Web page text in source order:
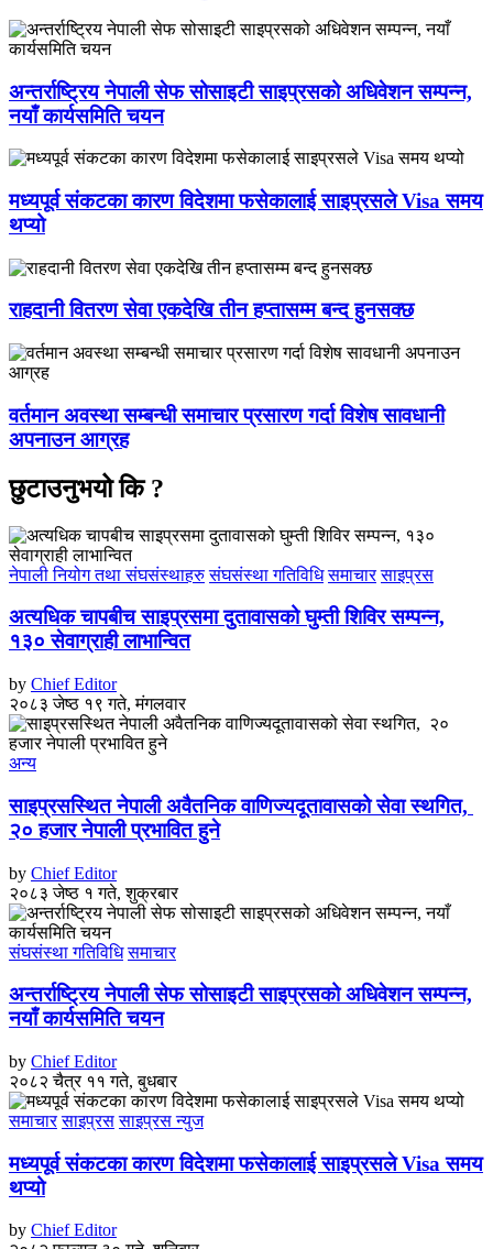
अन्तर्राष्ट्रिय नेपाली सेफ सोसाइटी साइप्रसको अधिवेशन सम्पन्न,
नयाँ कार्यसमिति चयन
मध्यपूर्व संकटका कारण विदेशमा फसेकालाई साइप्रसले Visa समय
थप्यो
राहदानी वितरण सेवा एकदेखि तीन हप्तासम्म बन्द हुनसक्छ
वर्तमान अवस्था सम्बन्धी समाचार प्रसारण गर्दा विशेष सावधानी
अपनाउन आग्रह
छुटाउनुभयो कि ?
नेपाली नियोग तथा संघसंस्थाहरु संघसंस्था गतिविधि समाचार साइप्रस
अत्यधिक चापबीच साइप्रसमा दुतावासको घुम्ती शिविर सम्पन्न,
१३० सेवाग्राही लाभान्वित
by Chief Editor
२०८३ जेष्ठ १९ गते, मंगलवार
अन्य
साइप्रसस्थित नेपाली अवैतनिक वाणिज्यदूतावासको सेवा स्थगित,
२० हजार नेपाली प्रभावित हुने
by Chief Editor
२०८३ जेष्ठ १ गते, शुक्रबार
संघसंस्था गतिविधि समाचार
अन्तर्राष्ट्रिय नेपाली सेफ सोसाइटी साइप्रसको अधिवेशन सम्पन्न,
नयाँ कार्यसमिति चयन
by Chief Editor
२०८२ चैत्र ११ गते, बुधबार
समाचार साइप्रस साइप्रस न्युज
मध्यपूर्व संकटका कारण विदेशमा फसेकालाई साइप्रसले Visa समय
थप्यो
by Chief Editor